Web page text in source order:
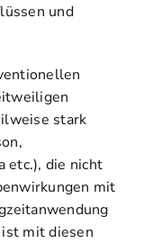
und
stark
etc.), die nicht
mit
mit diesen